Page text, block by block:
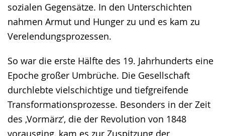
sozialen Gegensätze. In den Unterschichten
nahmen Armut und Hunger zu und es kam zu
Verelendungsprozessen.
So war die erste Hälfte des 19. Jahrhunderts eine
Epoche großer Umbrüche. Die Gesellschaft
durchlebte vielschichtige und tiefgreifende
Transformationsprozesse. Besonders in der Zeit
des ‚Vormärz‘, die der Revolution von 1848
vorausging, kam es zur Zuspitzung der